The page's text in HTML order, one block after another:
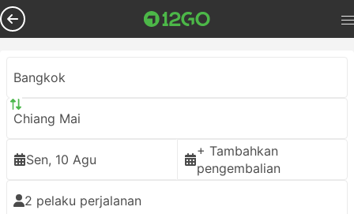
Bangkok
Chiang Mai
Sen, 10 Agu
+ Tambahkan
pengembalian
2 pelaku perjalanan